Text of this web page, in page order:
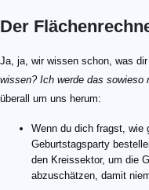
Der
Ja, ja, wir wissen schon, was dir
wissen? Ich werde das sowieso
überall um uns herum:
Wenn du dich fragst, wie
Geburtstagsparty
den Kreissektor, um die
abzuschätzen, damit